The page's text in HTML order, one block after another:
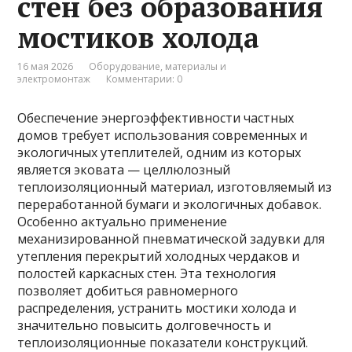
мостиков холода
16 мая 2026
Оборудование, материалы и
электромонтаж
Комментарии: 0
Обеспечение энергоэффективности частных
домов требует использования современных и
экологичных утеплителей, одним из которых
является эковата — целлюлозный
теплоизоляционный материал, изготовляемый из
переработанной бумаги и экологичных добавок.
Особенно актуально применение
механизированной пневматической задувки для
утепления перекрытий холодных чердаков и
полостей каркасных стен. Эта технология
позволяет добиться равномерного
распределения, устранить мостики холода и
значительно повысить долговечность и
теплоизоляционные показатели конструкций.